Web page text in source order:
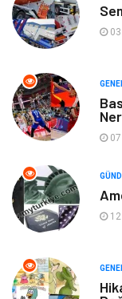
Bilgisayar &
Bebek Giyim
Blogroll
Markalar
Restaurant
Tarih
03
07
12